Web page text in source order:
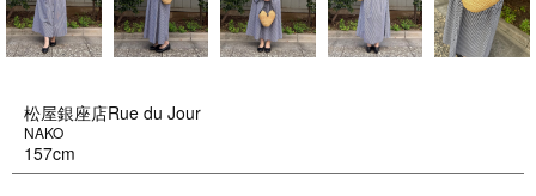
松屋銀座店Rue du Jour
NAKO
157cm